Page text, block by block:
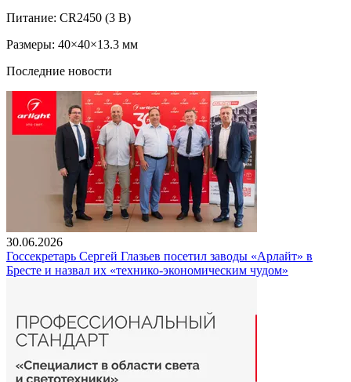
Питание: CR2450 (3 В)
Размеры: 40×40×13.3 мм
Последние новости
30.06.2026
Госсекретарь Сергей Глазьев посетил заводы «Арлайт» в
Бресте и назвал их «технико-экономическим чудом»